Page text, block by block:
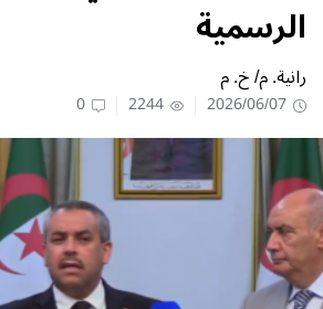
الرسمية
رانية. م/ خ. م
2026/06/07
2244
0